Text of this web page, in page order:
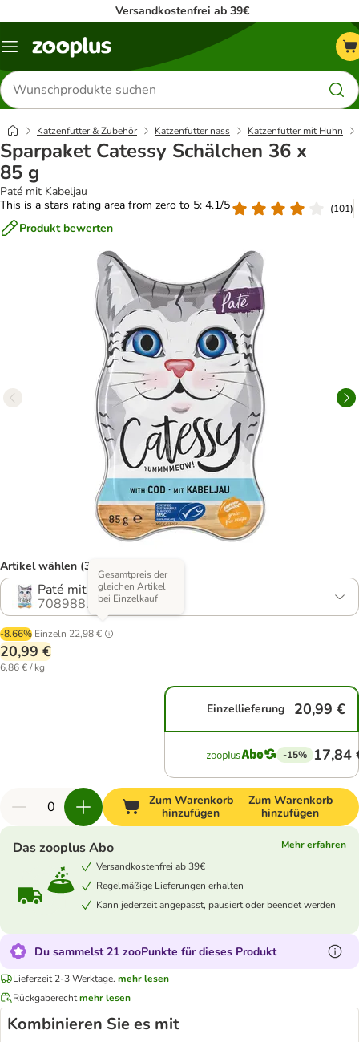
Versandkostenfrei ab 39€
Menü
Produkte
suchen
Katzenfutter & Zubehör Katzenfutter nass Katzenfutter mit Huhn
Sparpaket Catessy Schälchen 36 x
85 g
Paté mit Kabeljau
This is a stars rating area from zero to 5: 4.1/5
(101)
Produkt bewerten
Artikel wählen (3 Varianten)
Paté mit Kabeljau
708988.0
-8.66% Einzeln 22,98 €
Gesamtpreis der
gleichen Artikel
bei Einzelkauf
20,99 €
6,86 € / kg
Einzellieferung 20,99 €
-15% 17,84
Zum Warenkorb
hinzufügen
Zum Warenkorb
hinzufügen
Das zooplus Abo
Mehr erfahren
Versandkostenfrei ab 39€
Regelmäßige Lieferungen erhalten
Kann jederzeit angepasst, pausiert oder beendet werden
Du sammelst 21 zooPunkte für dieses Produkt
Lieferzeit 2-3 Werktage. mehr lesen
Rückgaberechtmehr lesen
Kombinieren Sie es mit